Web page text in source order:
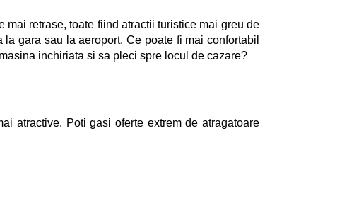
retrase, toate fiind atractii turistice mai greu de
gara sau la aeroport. Ce poate fi mai confortabil
inchiriata si sa pleci spre locul de cazare?
atractive. Poti gasi oferte extrem de atragatoare